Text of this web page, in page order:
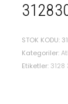
STOK KODU:
Kategoriler:
Etiketler: